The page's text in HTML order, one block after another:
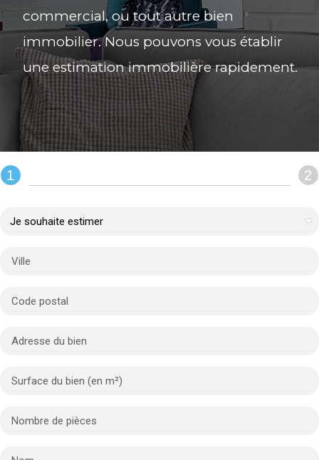
commercial, ou tout autre bien
immobilier. Nous pouvons vous établir
une estimation immobilière rapidement.
REMPLIR LE FORMULAIRE :
1 2